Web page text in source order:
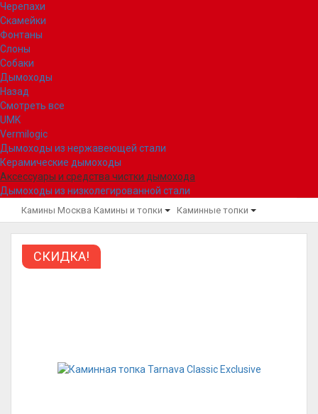
Черепахи
Скамейки
Фонтаны
Слоны
Собаки
Дымоходы
Назад
Смотреть все
UMK
Vermilogic
Дымоходы из нержавеющей стали
Керамические дымоходы
Аксессуары и средства чистки дымохода
Дымоходы из низколегированной стали
Камины Москва Камины и топки Каминные топки
СКИДКА!